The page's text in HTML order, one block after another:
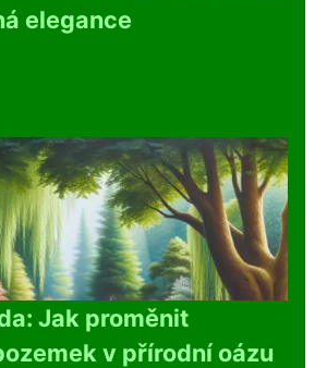
elegance
Jak proměnit
v přírodní oázu